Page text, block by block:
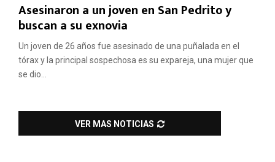
Asesinaron a un joven en San Pedrito y
buscan a su exnovia
Un joven de 26 años fue asesinado de una puñalada en el
tórax y la principal sospechosa es su expareja, una mujer que
se dio...
VER MAS NOTICIAS